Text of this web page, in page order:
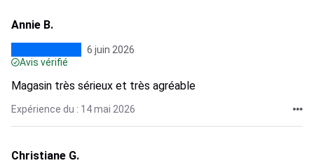
Annie B.
6 juin 2026
Avis vérifié
Magasin très sérieux et très agréable
Expérience du : 14 mai 2026
Christiane G.